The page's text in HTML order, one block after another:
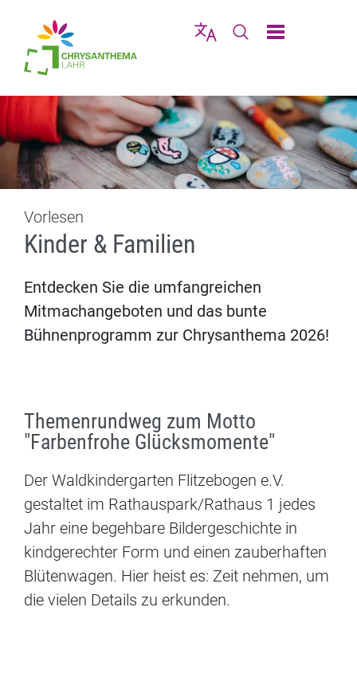
Sprache wählen
Seiten-Suche
Menü schließen
Vorlesen
Kinder & Familien
Entdecken Sie die umfangreichen
Mitmachangeboten und das bunte
Bühnenprogramm zur Chrysanthema 2026!
Themenrundweg zum Motto
"Farbenfrohe Glücksmomente"
Der Waldkindergarten Flitzebogen e.V.
gestaltet im Rathauspark/Rathaus 1 jedes
Jahr eine begehbare Bildergeschichte in
kindgerechter Form und einen zauberhaften
Blütenwagen. Hier heist es: Zeit nehmen, um
die vielen Details zu erkunden.